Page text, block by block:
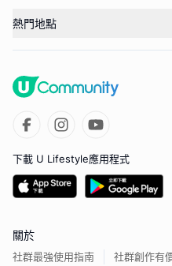
熱門地點
下載 U Lifestyle應用程式
關於
社群最強使用指南 社群創作有